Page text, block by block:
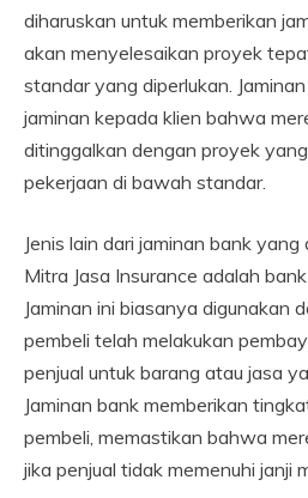
diharuskan untuk memberikan
akan menyelesaikan proyek
standar yang diperlukan.
jaminan kepada klien bahwa
ditinggalkan dengan proyek
pekerjaan di bawah standar.
Jenis lain dari jaminan bank
Mitra Jasa Insurance adalah
Jaminan ini biasanya digunakan
pembeli telah melakukan
penjual untuk barang atau jasa
Jaminan bank memberikan
pembeli, memastikan bahwa
jika penjual tidak memenuhi janji